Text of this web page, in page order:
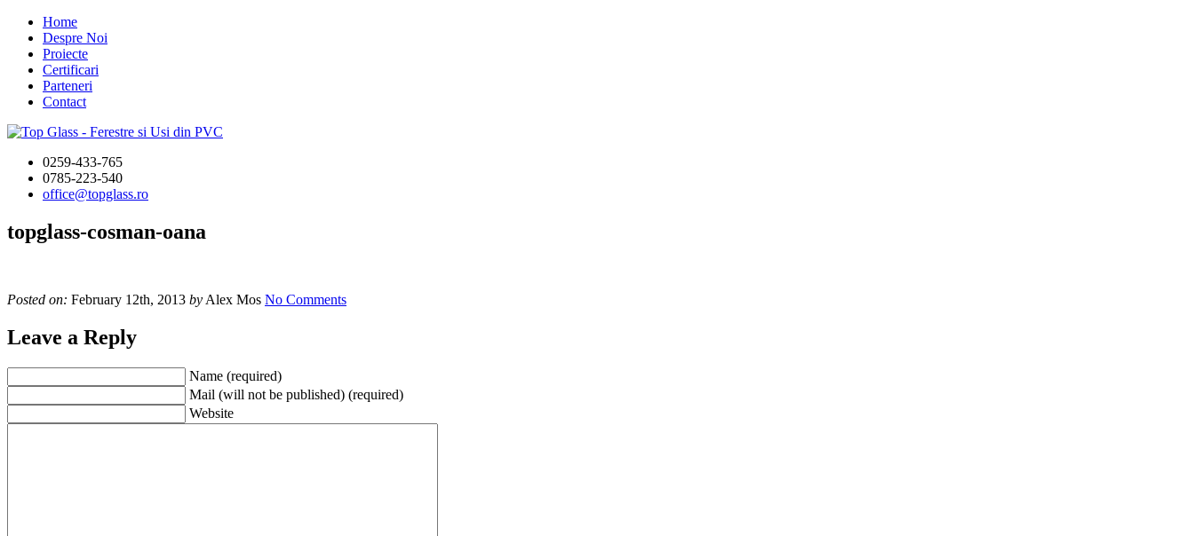
Home
Despre Noi
Proiecte
Certificari
Parteneri
Contact
0259-433-765
0785-223-540
office@topglass.ro
topglass-cosman-oana
Posted on: February 12th, 2013 by Alex Mos No Comments
Leave a Reply
Name (required)
Mail (will not be published) (required)
Website